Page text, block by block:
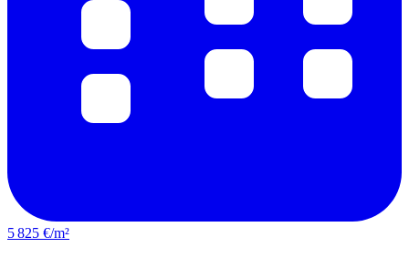
5 825 €/m²